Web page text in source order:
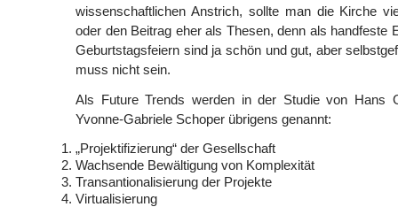
wissenschaftlichen Anstrich, sollte man die Kirche
oder den Beitrag eher als Thesen, denn als handfeste
Geburtstagsfeiern sind ja schön und gut, aber
muss nicht sein.
Als Future Trends werden in der Studie von Hans
Yvonne-Gabriele Schoper übrigens genannt:
„Projektifizierung“ der Gesellschaft
Wachsende Bewältigung von Komplexität
Transantionalisierung der Projekte
Virtualisierung